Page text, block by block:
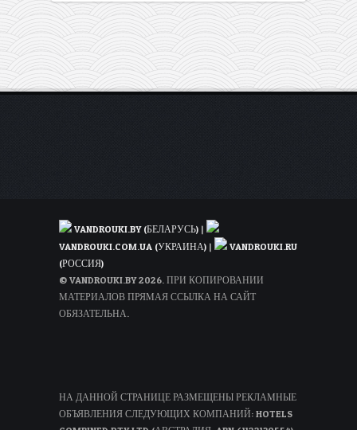
VANDROUKI.BY (БЕЛАРУСЬ) |
VANDROUKI.COM.UA (УКРАИНА) |
VANDROUKI.RU
(РОССИЯ)
© VANDROUKI.BY 2026. ПРИ КОПИРОВАНИИ
МАТЕРИАЛОВ ПРЯМАЯ ССЫЛКА НА САЙТ
ОБЯЗАТЕЛЬНА.
НА ДАННОЙ СТРАНИЦЕ РАЗМЕЩЕНЫ РЕКЛАМНЫЕ
ОБЪЯВЛЕНИЯ СЛЕДУЮЩИХ КОМПАНИЙ: HOTELS